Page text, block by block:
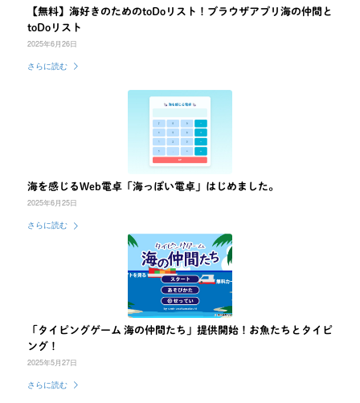
【無料】海好きのためのtoDoリスト！ブラウザアプリ海の仲間と
toDoリスト
2025年6月26日
さらに読む
海を感じるWeb電卓「海っぽい電卓」はじめました。
2025年6月25日
さらに読む
「タイピングゲーム 海の仲間たち」提供開始！お魚たちとタイピ
ング！
2025年5月27日
さらに読む